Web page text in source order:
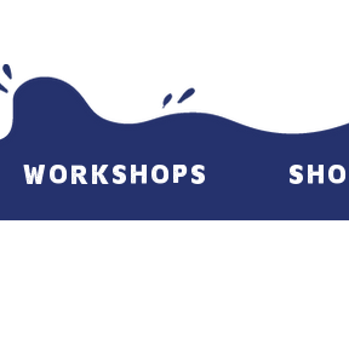
WORKSHOPS